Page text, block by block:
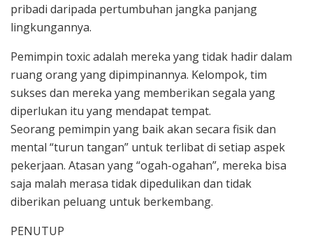
pribadi daripada pertumbuhan jangka panjang
lingkungannya.
Pemimpin toxic adalah mereka yang tidak hadir dalam
ruang orang yang dipimpinannya. Kelompok, tim
sukses dan mereka yang memberikan segala yang
diperlukan itu yang mendapat tempat.
Seorang pemimpin yang baik akan secara fisik dan
mental “turun tangan” untuk terlibat di setiap aspek
pekerjaan. Atasan yang “ogah-ogahan”, mereka bisa
saja malah merasa tidak dipedulikan dan tidak
diberikan peluang untuk berkembang.
PENUTUP